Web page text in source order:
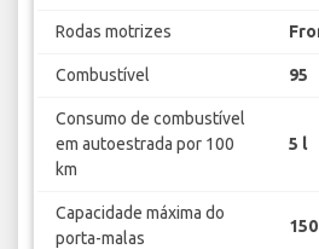
Rodas motrizes
Combustível 95
Consumo de combustível
em autoestrada por 100
km
5 l
Capacidade máxima do
porta-malas